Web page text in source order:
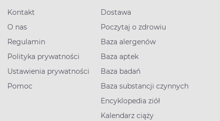
Kontakt
O nas
Regulamin
Polityka prywatności
Ustawienia prywatności
Pomoc
Dostawa
Poczytaj o zdrowiu
Baza alergenów
Baza aptek
Baza badań
Baza substancji czynnych
Encyklopedia ziół
Kalendarz ciąży